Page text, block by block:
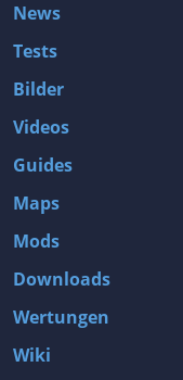
News
Tests
Bilder
Videos
Guides
Maps
Mods
Downloads
Wertungen
Wiki